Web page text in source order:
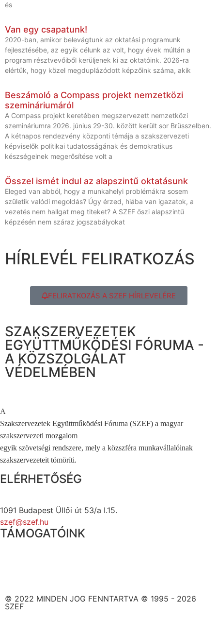
és
Van egy csapatunk!
2020-ban, amikor belevágtunk az oktatási programunk
fejlesztésébe, az egyik célunk az volt, hogy évek múltán a
program résztvevőiből kerüljenek ki az oktatóink. 2026-ra
elértük, hogy közel megduplázódott képzőink száma, akik
Beszámoló a Compass projekt nemzetközi
szemináriumáról
A Compass projekt keretében megszervezett nemzetközi
szemináriumra 2026. június 29-30. között került sor Brüsszelben.
A kétnapos rendezvény központi témája a szakszervezeti
képviselők politikai tudatosságának és demokratikus
készségeinek megerősítése volt a
Ősszel ismét indul az alapszintű oktatásunk
Eleged van abból, hogy a munkahelyi problémákra sosem
születik valódi megoldás? Úgy érzed, hiába van igazatok, a
vezetés nem hallgat meg titeket? A SZEF őszi alapszintű
képzésén nem száraz jogszabályokat
HÍRLEVÉL FELIRATKOZÁS
FELIRATKOZÁS A SZEF HÍRLEVELÉRE
SZAKSZERVEZETEK
EGYÜTTMŰKÖDÉSI FÓRUMA -
A KÖZSZOLGÁLAT
VÉDELMÉBEN
A
Szakszervezetek Együttműködési Fóruma (SZEF) a magyar
szakszervezeti mozgalom
egyik szövetségi rendszere, mely a közszféra munkavállalóinak
szakszervezeteit tömöríti.
ELÉRHETŐSÉG
1091 Budapest Üllői út 53/a I.15.
szef@szef.hu
TÁMOGATÓINK
© 2022 MINDEN JOG FENNTARTVA © 1995 - 2026
SZEF